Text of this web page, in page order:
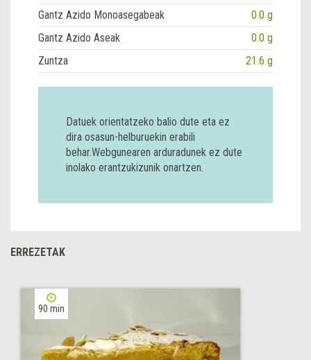
Gantz Azido Monoasegabeak
0.0 g
Gantz Azido Aseak
0.0 g
Zuntza
21.6 g
Datuek orientatzeko balio dute eta ez
dira osasun-helburuekin erabili
behar.Webgunearen arduradunek ez dute
inolako erantzukizunik onartzen.
ERREZETAK
90 min